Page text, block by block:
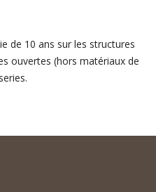
de 10 ans sur les structures
ouvertes (hors matériaux de